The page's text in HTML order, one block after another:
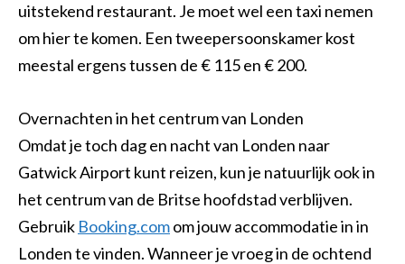
uitstekend restaurant. Je moet wel een taxi nemen
om hier te komen. Een tweepersoonskamer kost
meestal ergens tussen de € 115 en € 200.
Overnachten in het centrum van Londen
Omdat je toch dag en nacht van Londen naar
Gatwick Airport kunt reizen, kun je natuurlijk ook in
het centrum van de Britse hoofdstad verblijven.
Gebruik Booking.comom jouw accommodatie in in
Londen te vinden. Wanneer je vroeg in de ochtend